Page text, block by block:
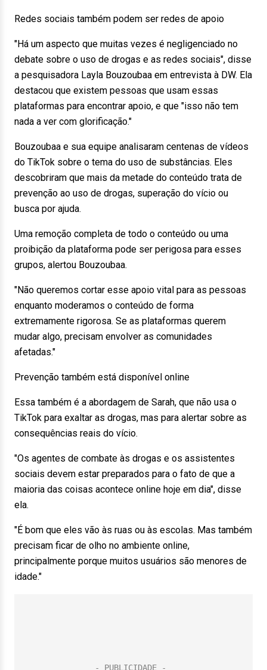
Redes sociais também podem ser redes de apoio
"Há um aspecto que muitas vezes é negligenciado no
debate sobre o uso de drogas e as redes sociais", disse
a pesquisadora Layla Bouzoubaa em entrevista à DW. Ela
destacou que existem pessoas que usam essas
plataformas para encontrar apoio, e que "isso não tem
nada a ver com glorificação."
Bouzoubaa e sua equipe analisaram centenas de vídeos
do TikTok sobre o tema do uso de substâncias. Eles
descobriram que mais da metade do conteúdo trata de
prevenção ao uso de drogas, superação do vício ou
busca por ajuda.
Uma remoção completa de todo o conteúdo ou uma
proibição da plataforma pode ser perigosa para esses
grupos, alertou Bouzoubaa.
"Não queremos cortar esse apoio vital para as pessoas
enquanto moderamos o conteúdo de forma
extremamente rigorosa. Se as plataformas querem
mudar algo, precisam envolver as comunidades
afetadas."
Prevenção também está disponível online
Essa também é a abordagem de Sarah, que não usa o
TikTok para exaltar as drogas, mas para alertar sobre as
consequências reais do vício.
"Os agentes de combate às drogas e os assistentes
sociais devem estar preparados para o fato de que a
maioria das coisas acontece online hoje em dia", disse
ela.
"É bom que eles vão às ruas ou às escolas. Mas também
precisam ficar de olho no ambiente online,
principalmente porque muitos usuários são menores de
idade."